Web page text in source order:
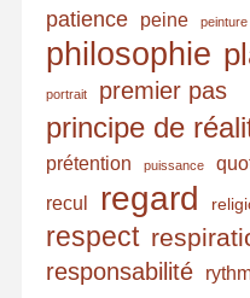
patience peine peinture
philosophie
portrait premier pas
principe de
prétention puissance
recul
regard
respect
responsabilité